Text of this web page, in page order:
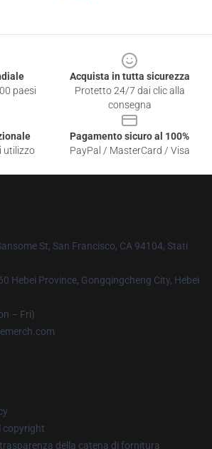
paesi
Acquista in tutta sicurezza
Protetto 24/7 dai clic alla
consegna
utilizzo
Pagamento sicuro al 100%
PayPal / MasterCard / Visa
St, San Francisco, CA 94104, Stati
Hebei Province, Gongqingcheng City, Hebei
– Fri)
copyright
della catena di fornitura